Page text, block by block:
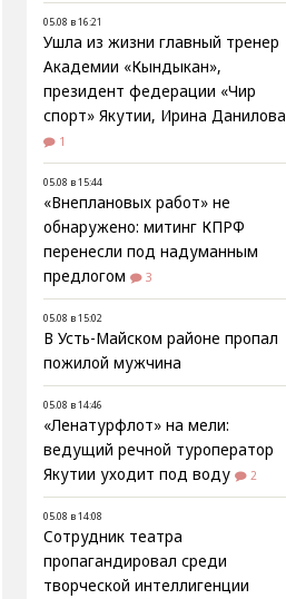
05.08 в 16:21
Ушла из жизни главный тренер
Академии «Кындыкан»,
президент федерации «Чир
спорт» Якутии, Ирина Данилова
1
05.08 в 15:44
«Внеплановых работ» не
обнаружено: митинг КПРФ
перенесли под надуманным
предлогом
3
05.08 в 15:02
В Усть-Майском районе пропал
пожилой мужчина
05.08 в 14:46
«Ленатурфлот» на мели:
ведущий речной туроператор
Якутии уходит под воду
2
05.08 в 14:08
Сотрудник театра
пропагандировал среди
творческой интеллигенции